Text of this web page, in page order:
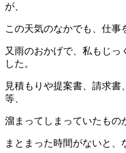
が、
この天気のなかでも、仕事
又雨のおかげで、私もじっ
した。
見積もりや提案書、請求
等、
溜まってしまっていたもの
まとまった時間がないと、